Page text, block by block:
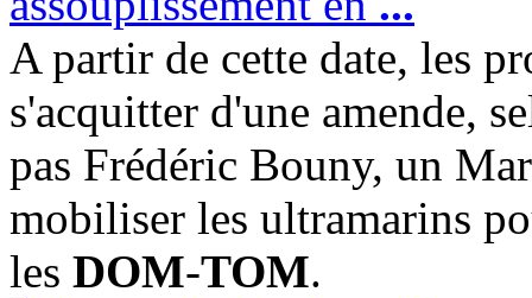
A partir de cette date, les
s'acquitter d'une amende,
pas Frédéric Bouny, un
mobiliser les ultramarins
les DOM-TOM.